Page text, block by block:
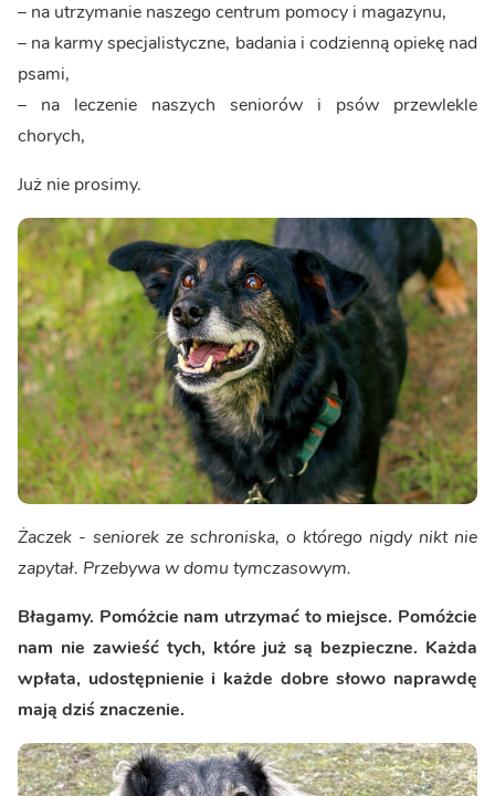
– na utrzymanie naszego centrum pomocy i magazynu,
– na karmy specjalistyczne, badania i codzienną opiekę nad
psami,
– na leczenie naszych seniorów i psów przewlekle
chorych,
Już nie prosimy.
Żaczek - seniorek ze schroniska, o którego nigdy nikt nie
zapytał. Przebywa w domu tymczasowym.
Błagamy. Pomóżcie nam utrzymać to miejsce. Pomóżcie
nam nie zawieść tych, które już są bezpieczne. Każda
wpłata, udostępnienie i każde dobre słowo naprawdę
mają dziś znaczenie.